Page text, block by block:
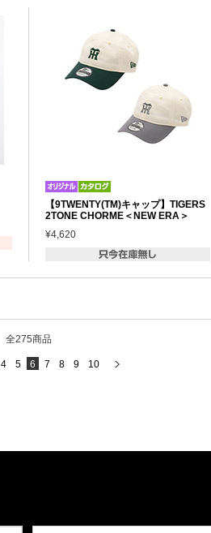
【9TWENTY(TM)キャップ】TIGERS
2TONE CHORME＜NEW ERA＞
¥4,620
全275商品
4 5 6 7 8 9 10